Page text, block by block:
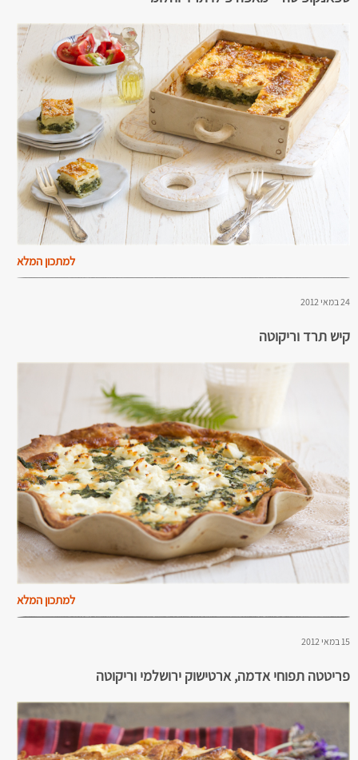
למתכון המלא
24 במאי 2012
קיש תרד וריקוטה
למתכון המלא
15 במאי 2012
פריטטה תפוחי אדמה, ארטישוק ירושלמי וריקוטה